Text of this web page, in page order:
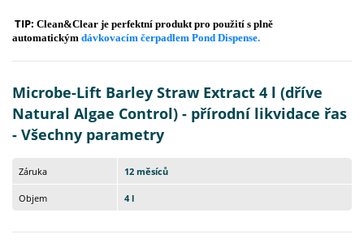
TIP: Clean&Clear je perfektní produkt pro použití s plně
automatickým dávkovacím čerpadlem Pond Dispense.
Microbe-Lift Barley Straw Extract 4 l (dříve
Natural Algae Control) - přírodní likvidace řas
- Všechny parametry
Záruka 12 měsíců
Objem 4 l